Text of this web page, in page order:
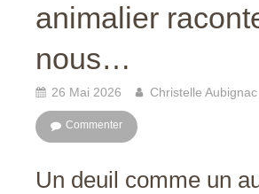
animalier
nous…
26 Mai 2026 Christelle Aubignac
Commenter
Un deuil comme un